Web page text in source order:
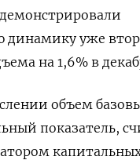
динамику уже
на 1,6% в
объем
показатель,
капитальных